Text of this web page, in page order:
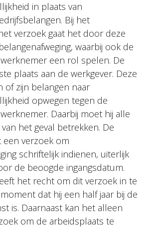
in plaats van
Bij het
verzoek gaat het door deze
waarbij ook de
een rol spelen. De
plaats aan de werkgever. Deze
of zijn belangen naar
opwegen tegen de
Daarbij moet hij alle
het geval betrekken. De
verzoek om
schriftelijk indienen, uiterlijk
de beoogde ingangsdatum.
het recht om dit verzoek in te
dat hij een half jaar bij de
is. Daarnaast kan het alleen
om de arbeidsplaats te